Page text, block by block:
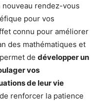
nouveau rendez-vous
pour vos
connu pour améliorer
des mathématiques et
de développer un
vos
de leur vie
renforcer la patience